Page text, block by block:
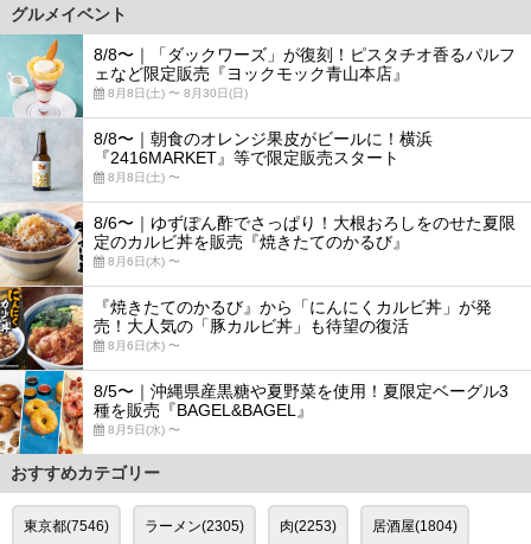
グルメイベント
8/8〜｜「ダックワーズ」が復刻！ピスタチオ香るパルフ
ェなど限定販売『ヨックモック青山本店』
8月8日(土) 〜 8月30日(日)
8/8〜｜朝食のオレンジ果皮がビールに！横浜
『2416MARKET』等で限定販売スタート
8月8日(土) 〜
8/6〜｜ゆずぽん酢でさっぱり！大根おろしをのせた夏限
定のカルビ丼を販売『焼きたてのかるび』
8月6日(木) 〜
『焼きたてのかるび』から「にんにくカルビ丼」が発
売！大人気の「豚カルビ丼」も待望の復活
8月6日(木) 〜
8/5〜｜沖縄県産黒糖や夏野菜を使用！夏限定ベーグル3
種を販売『BAGEL&BAGEL』
8月5日(水) 〜
おすすめカテゴリー
東京都(7546) ラーメン(2305) 肉(2253) 居酒屋(1804)